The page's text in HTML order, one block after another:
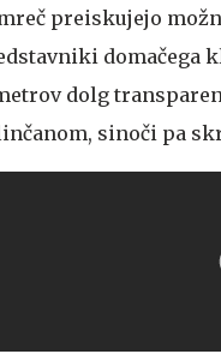
preiskujejo
domačega
dolg
sinoči pa